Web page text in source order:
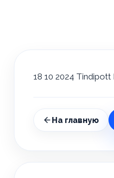
18 10 2024 Tindipott
На главную